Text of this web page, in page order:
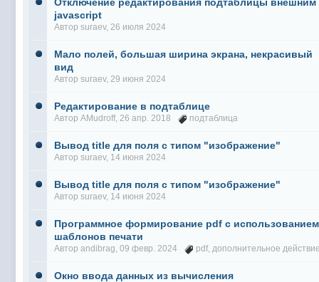
javascript
Автор suraev, 26 июля 2024
Мало полей, большая ширина экрана, некрасивый
вид
Автор suraev, 29 июня 2024
Редактирование в подтаблице
Автор AMudroff, 26 апр. 2018 подтаблица
Вывод title для поля с типом "изображение"
Автор suraev, 14 июня 2024
Вывод title для поля с типом "изображение"
Автор suraev, 14 июня 2024
Программное формирование pdf с использованием
шаблонов печати
Автор andibrag, 09 февр. 2024 pdf, дополнительное
Окно ввода данных из вычисления